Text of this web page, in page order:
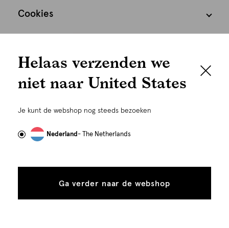
graag persoonlijk
gebruiken wij cookies en daarmee vergelijkbare
om advertenties te personaliseren...
tonen
toestaan
Cookies
©Alle rechten voorbehouden. Shoeby 2026
Helaas verzenden we
niet naar United States
Je kunt de webshop nog steeds bezoeken
Nederland- The Netherlands
Ga verder naar de webshop